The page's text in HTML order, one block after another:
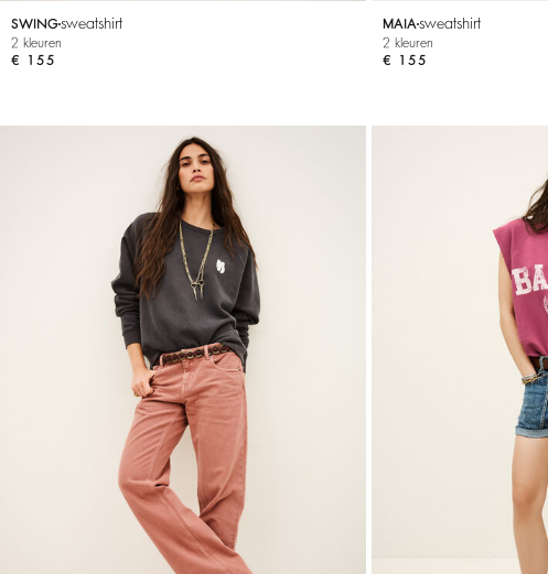
SWINGsweatshirt
2 kleuren
€ 155
MAIAsweatshirt
2 kleuren
€ 155